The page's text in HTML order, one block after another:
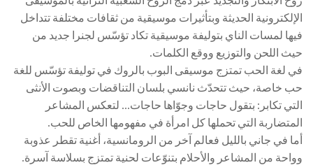
الإلكترونية الحديثة وبتأثيرات موسيقية من ثقافات مختلفة تتداخل
فيها لمسات الناي بتوليفة موسيقية تكاد تؤسّس لجنرا جديد من
حيث اللحن والتوزيع ووقع الكلمات.
في لغة الحب تمتزج موسيقى البوب بالروك في توليفة تؤسّس للغة
حب خاصة، حيث تتحدّث نانسي بلسان التناقضات وبصوت الأنثى
التي تكابر: بتقول حاجات وجوّاها حاجات... لتعكس المشاعر
المتضاربة التي تحملها كل امرأة في مفهومها الخاص للحب.
أما في جاني بالليل فعالم آخر من الرومانسية، أغنية تقطر عذوبة
وواحة من المشاعر والأحلام بتنوّعات لحنية تمتزج بسلاسة آسرة.